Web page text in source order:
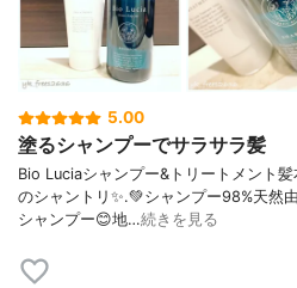
5.00
塗るシャンプーでサラサラ髪
Bio Luciaシャンプー&トリートメント⁡
のシャントリ✨⁡.💚シャンプー98%天然
シャンプー😊地…続きを見る